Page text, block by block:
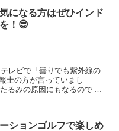
になる方はぜひインド
！😎
レビで「曇りでも紫外線の
士の方が言っていまし
るみの原因にもなるので 日
ションゴルフで楽しめ